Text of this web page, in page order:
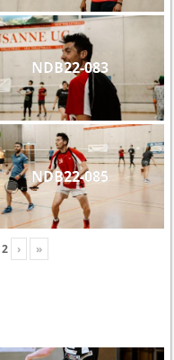
NDB22-083
NDB22-085
2 › »